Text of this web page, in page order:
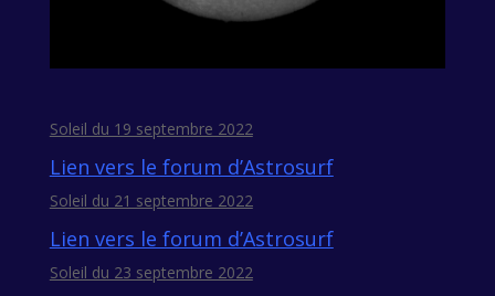
Soleil du 19 septembre 2022
Lien vers le forum d’Astrosurf
Soleil du 21 septembre 2022
Lien vers le forum d’Astrosurf
Soleil du 23 septembre 2022